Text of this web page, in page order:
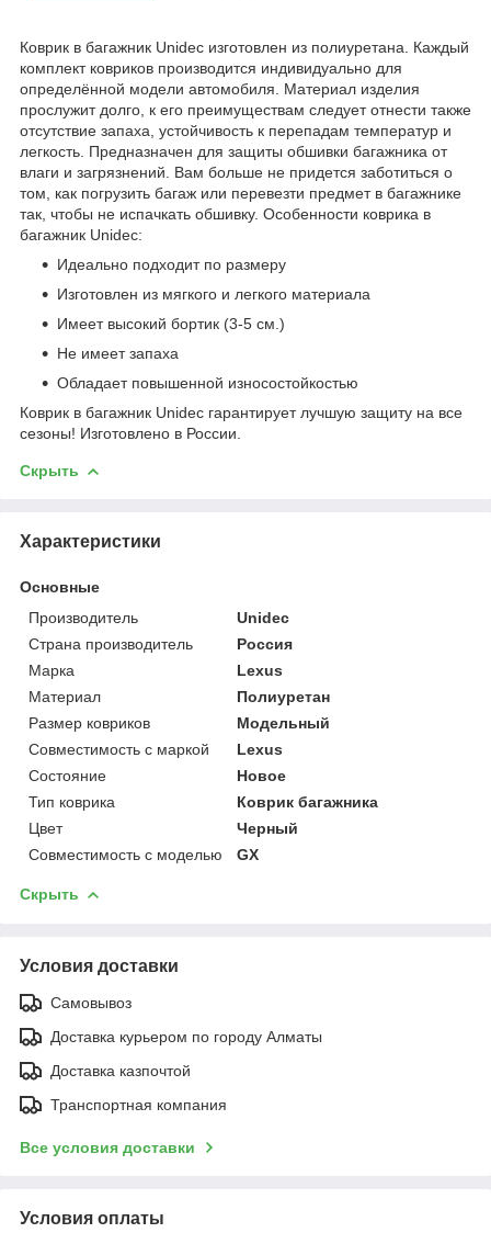
Коврик в багажник Unidec изготовлен из полиуретана. Каждый
комплект ковриков производится индивидуально для
определённой модели автомобиля. Материал изделия
прослужит долго, к его преимуществам следует отнести также
отсутствие запаха, устойчивость к перепадам температур и
легкость. Предназначен для защиты обшивки багажника от
влаги и загрязнений. Вам больше не придется заботиться о
том, как погрузить багаж или перевезти предмет в багажнике
так, чтобы не испачкать обшивку. Особенности коврика в
багажник Unidec:
Идеально подходит по размеру
Изготовлен из мягкого и легкого материала
Имеет высокий бортик (3-5 см.)
Не имеет запаха
Обладает повышенной износостойкостью
Коврик в багажник Unidec гарантирует лучшую защиту на все
сезоны! Изготовлено в России.
Скрыть
Характеристики
Основные
Производитель
Unidec
Страна производитель
Россия
Марка
Lexus
Материал
Полиуретан
Размер ковриков
Модельный
Совместимость с маркой
Lexus
Состояние
Новое
Тип коврика
Коврик багажника
Цвет
Черный
Совместимость с моделью
GX
Скрыть
Условия доставки
Самовывоз
Доставка курьером по городу Алматы
Доставка казпочтой
Транспортная компания
Все условия доставки
Условия оплаты